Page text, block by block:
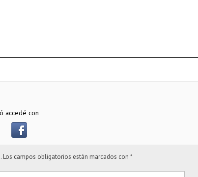
ó accedé con
Los campos obligatorios están marcados con *